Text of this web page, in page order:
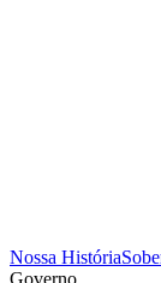
Nossa História
Governo